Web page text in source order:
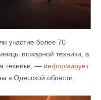
участие более 70
пожарной техники, а
техники, — информирует
в Одесской области.